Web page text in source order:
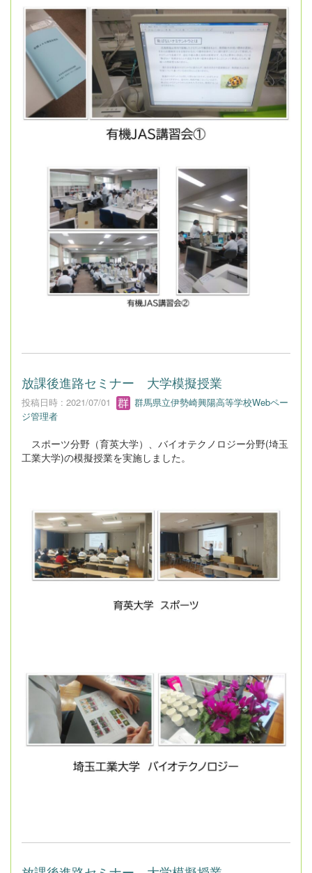
放課後進路セミナー 大学模擬授業
投稿日時 : 2021/07/01
群馬県立伊勢崎興陽高等学校Webペー
ジ管理者
スポーツ分野（育英大学）、バイオテクノロジー分野(埼玉
工業大学)の模擬授業を実施しました。